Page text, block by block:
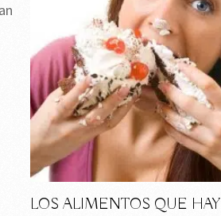
LOS ALIMENTOS QUE